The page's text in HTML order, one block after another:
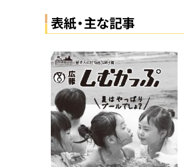
9
年
8
月
号
N
o.
7
4
0
表紙・主な記事